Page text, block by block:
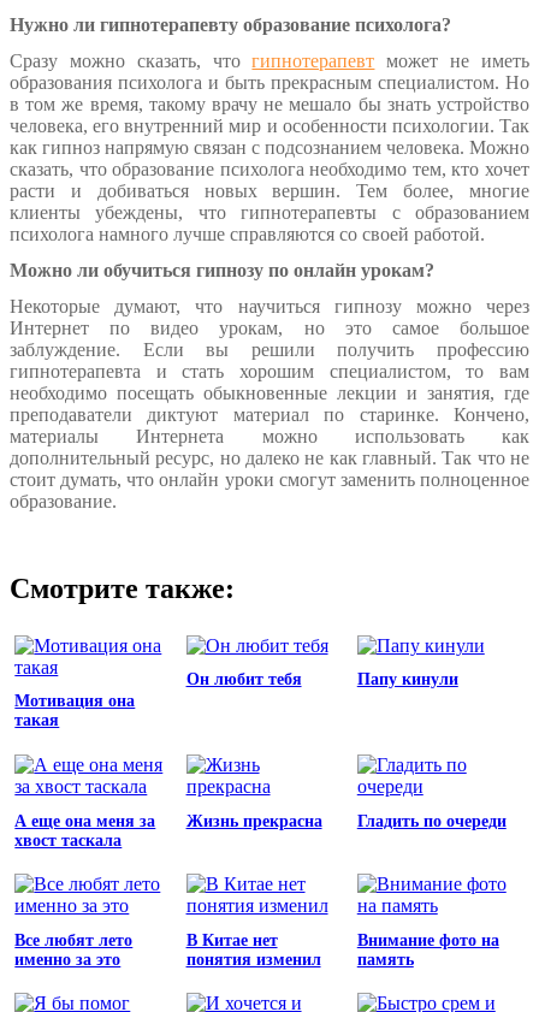
Нужно ли гипнотерапевту образование психолога?
Сразу можно сказать, чтогипнотерапевт может не иметь
образования психолога и быть прекрасным специалистом. Но
в том же время, такому врачу не мешало бы знать устройство
человека, его внутренний мир и особенности психологии. Так
как гипноз напрямую связан с подсознанием человека. Можно
сказать, что образование психолога необходимо тем, кто хочет
расти и добиваться новых вершин. Тем более, многие
клиенты убеждены, что гипнотерапевты с образованием
психолога намного лучше справляются со своей работой.
Можно ли обучиться гипнозу по онлайн урокам?
Некоторые думают, что научиться гипнозу можно через
Интернет по видео урокам, но это самое большое
заблуждение. Если вы решили получить профессию
гипнотерапевта и стать хорошим специалистом, то вам
необходимо посещать обыкновенные лекции и занятия, где
преподаватели диктуют материал по старинке. Кончено,
материалы Интернета можно использовать как
дополнительный ресурс, но далеко не как главный. Так что не
стоит думать, что онлайн уроки смогут заменить полноценное
образование.
Смотрите также:
Мотивация она
такая
Он любит тебя Папу кинули
А еще она меня за
хвост таскала
Жизнь прекрасна Гладить по очереди
Все любят лето
именно за это
В Китае нет
понятия изменил
Внимание фото на
память